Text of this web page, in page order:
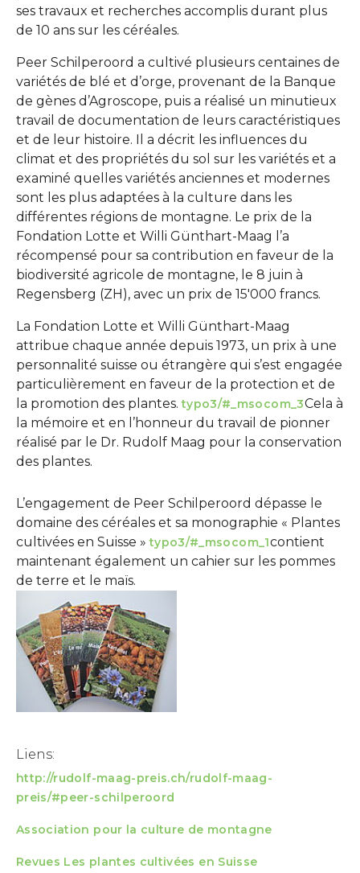
ses travaux et recherches accomplis durant plus
de 10 ans sur les céréales.
Peer Schilperoord a cultivé plusieurs centaines de
variétés de blé et d’orge, provenant de la Banque
de gènes d’Agroscope, puis a réalisé un minutieux
travail de documentation de leurs caractéristiques
et de leur histoire. Il a décrit les influences du
climat et des propriétés du sol sur les variétés et a
examiné quelles variétés anciennes et modernes
sont les plus adaptées à la culture dans les
différentes régions de montagne. Le prix de la
Fondation Lotte et Willi Günthart-Maag l’a
récompensé pour sa contribution en faveur de la
biodiversité agricole de montagne, le 8 juin à
Regensberg (ZH), avec un prix de 15'000 francs.
La Fondation Lotte et Willi Günthart-Maag
attribue chaque année depuis 1973, un prix à une
personnalité suisse ou étrangère qui s’est engagée
particulièrement en faveur de la protection et de
la promotion des plantes.typo3/#_msocom_3Cela à
la mémoire et en l’honneur du travail de pionner
réalisé par le Dr. Rudolf Maag pour la conservation
des plantes.
Show larger version
L’engagement de Peer Schilperoord dépasse le
domaine des céréales et sa monographie « Plantes
cultivées en Suisse »typo3/#_msocom_1contient
maintenant également un cahier sur les pommes
de terre et le maïs.
Liens:
http://rudolf-maag-preis.ch/rudolf-maag-
preis/#peer-schilperoord
Association pour la culture de montagne
Revues Les plantes cultivées en Suisse